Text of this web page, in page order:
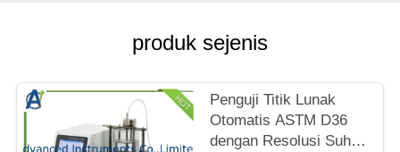
POLICY
produk sejenis
Penguji Titik Lunak
Otomatis ASTM D36
dengan Resolusi Suhu